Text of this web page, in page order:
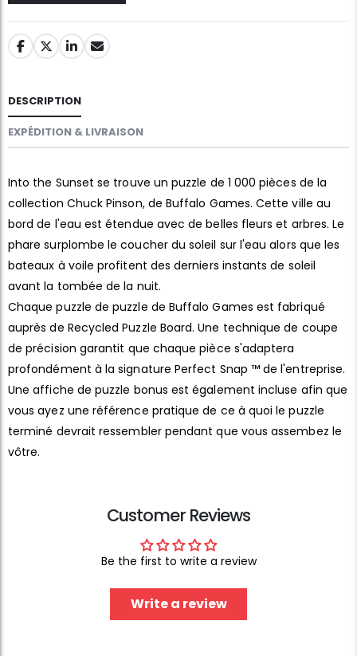
DESCRIPTION
EXPÉDITION & LIVRAISON
Into the Sunset se trouve un puzzle de 1 000 pièces de la
collection Chuck Pinson, de Buffalo Games. Cette ville au
bord de l'eau est étendue avec de belles fleurs et arbres. Le
phare surplombe le coucher du soleil sur l'eau alors que les
bateaux à voile profitent des derniers instants de soleil
avant la tombée de la nuit.
Chaque puzzle de puzzle de Buffalo Games est fabriqué
auprès de Recycled Puzzle Board. Une technique de coupe
de précision garantit que chaque pièce s'adaptera
profondément à la signature Perfect Snap ™ de l'entreprise.
Une affiche de puzzle bonus est également incluse afin que
vous ayez une référence pratique de ce à quoi le puzzle
terminé devrait ressembler pendant que vous assembez le
vôtre.
Customer Reviews
Be the first to write a review
Write a review